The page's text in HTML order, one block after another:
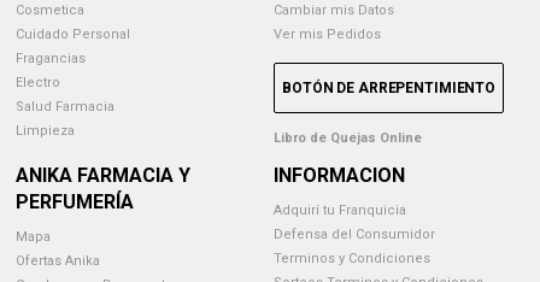
Cosmetica
Cuidado Personal
Fragancias
Electro
Salud Farmacia
Limpieza
Cambiar mis Datos
Ver mis Pedidos
BOTÓN DE ARREPENTIMIENTO
Libro de Quejas Online
ANIKA FARMACIA Y
PERFUMERÍA
Mapa
Ofertas Anika
INFORMACION
Adquirí tu Franquicia
Defensa del Consumidor
Terminos y Condiciones